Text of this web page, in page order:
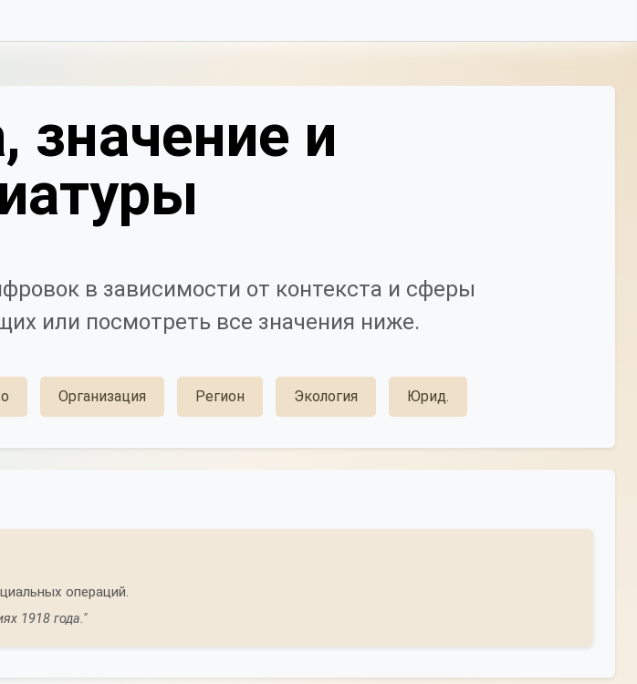
и
в зависимости от контекста и сферы
или посмотреть все значения ниже.
Организация Регион Экология Юрид.
операций.
1918 года."